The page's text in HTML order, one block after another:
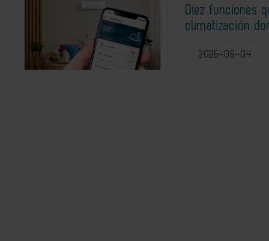
Diez funciones
climatización
2026-08-04